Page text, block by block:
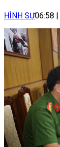
HÌNH SỰ06:58 |